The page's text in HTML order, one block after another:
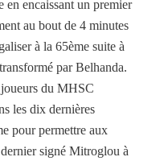
en encaissant un premier
au bout de 4 minutes
à la 65ème suite à
par Belhanda.
du MHSC
les dix dernières
pour permettre aux
signé Mitroglou à